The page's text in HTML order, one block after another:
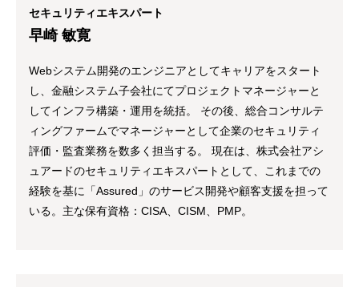
セキュリティエキスパート
早崎 敏寛
Webシステム開発のエンジニアとしてキャリアをスタート
し、金融システム子会社にてプロジェクトマネージャーと
してインフラ構築・運用を統括。 その後、総合コンサルテ
ィングファームでマネージャーとして企業のセキュリティ
評価・監査業務を数多く担当する。 現在は、株式会社アシ
ュアードのセキュリティエキスパートとして、これまでの
経験を基に「Assured」のサービス開発や顧客支援を担って
いる。主な保有資格：CISA、CISM、PMP。